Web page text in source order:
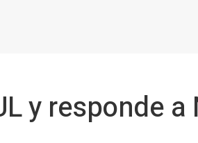
y responde a